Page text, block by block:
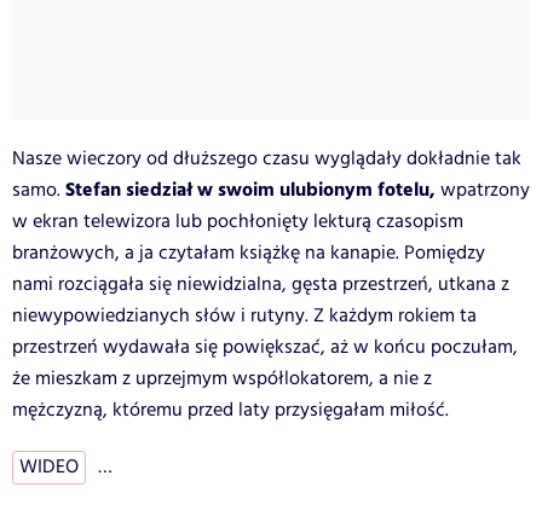
Nasze wieczory od dłuższego czasu wyglądały dokładnie tak
samo.Stefan siedział w swoim ulubionym fotelu, wpatrzony
w ekran telewizora lub pochłonięty lekturą czasopism
branżowych, a ja czytałam książkę na kanapie. Pomiędzy
nami rozciągała się niewidzialna, gęsta przestrzeń, utkana z
niewypowiedzianych słów i rutyny. Z każdym rokiem ta
przestrzeń wydawała się powiększać, aż w końcu poczułam,
że mieszkam z uprzejmym współlokatorem, a nie z
mężczyzną, któremu przed laty przysięgałam miłość.
WIDEO …